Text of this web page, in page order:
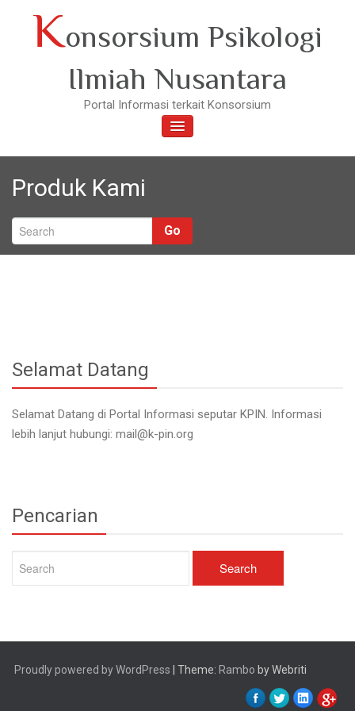
contentKonsorsium Psikologi
Ilmiah Nusantara
Portal Informasi terkait Konsorsium
TOGGLE
Produk Kami
Go
Selamat Datang
Selamat Datang di Portal Informasi seputar KPIN. Informasi
lebih lanjut hubungi: mail@k-pin.org
Pencarian
Proudly powered by WordPress | Theme: Rambo by Webriti